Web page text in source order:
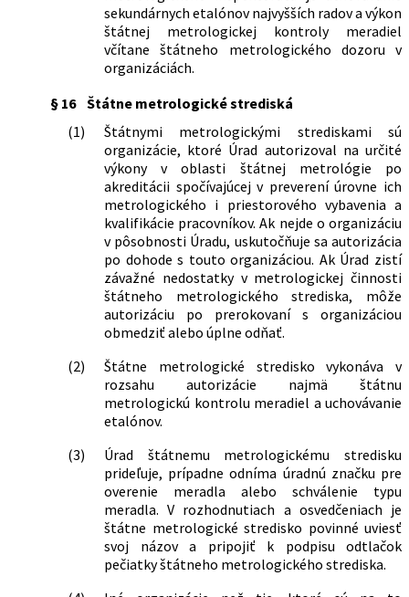
sekundárnych etalónov najvyšších radov a výkon
štátnej metrologickej kontroly meradiel
včítane štátneho metrologického dozoru v
organizáciách.
§ 16 Štátne metrologické strediská
(1)
Štátnymi metrologickými strediskami sú
organizácie, ktoré Úrad autorizoval na určité
výkony v oblasti štátnej metrológie po
akreditácii spočívajúcej v preverení úrovne ich
metrologického i priestorového vybavenia a
kvalifikácie pracovníkov. Ak nejde o organizáciu
v pôsobnosti Úradu, uskutočňuje sa autorizácia
po dohode s touto organizáciou. Ak Úrad zistí
závažné nedostatky v metrologickej činnosti
štátneho metrologického strediska, môže
autorizáciu po prerokovaní s organizáciou
obmedziť alebo úplne odňať.
(2)
Štátne metrologické stredisko vykonáva v
rozsahu autorizácie najmä štátnu
metrologickú kontrolu meradiel a uchovávanie
etalónov.
(3)
Úrad štátnemu metrologickému stredisku
prideľuje, prípadne odníma úradnú značku pre
overenie meradla alebo schválenie typu
meradla. V rozhodnutiach a osvedčeniach je
štátne metrologické stredisko povinné uviesť
svoj názov a pripojiť k podpisu odtlačok
pečiatky štátneho metrologického strediska.